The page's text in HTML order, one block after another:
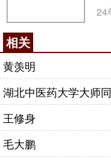
24
相关
黄羡明
湖北中医药大学大师
王修身
毛大鹏